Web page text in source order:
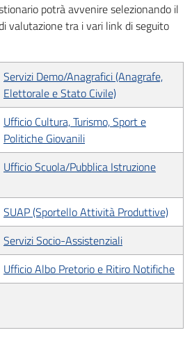
potrà avvenire selezionando il
valutazione tra i vari link di seguito
Servizi Demo/Anagrafici (Anagrafe,
Elettorale e Stato Civile)
Ufficio Cultura, Turismo, Sport e
Politiche Giovanili
Ufficio Scuola/Pubblica Istruzione
SUAP (Sportello Attività Produttive)
Servizi Socio-Assistenziali
Ufficio Albo Pretorio e Ritiro Notifiche